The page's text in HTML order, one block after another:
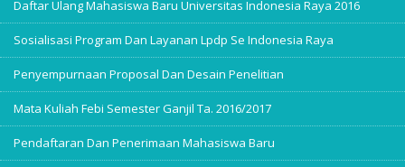
Daftar Ulang Mahasiswa Baru Universitas Indonesia Raya 2016
Sosialisasi Program Dan Layanan Lpdp Se Indonesia Raya
Penyempurnaan Proposal Dan Desain Penelitian
Mata Kuliah Febi Semester Ganjil Ta. 2016/2017
Pendaftaran Dan Penerimaan Mahasiswa Baru